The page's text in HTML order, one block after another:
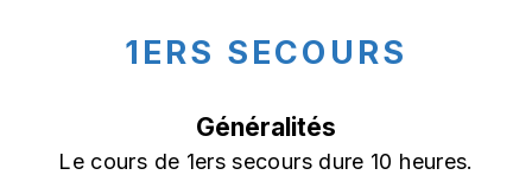
1ERS SECOURS
Généralités
Le cours de 1ers secours dure 10 heures.